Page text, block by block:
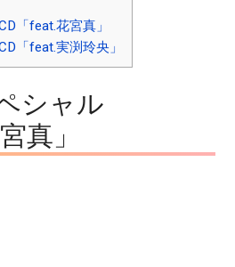
「feat.花宮真」
「feat.実渕玲央」
シャル
真」